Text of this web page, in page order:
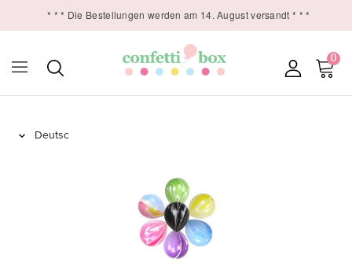
* * * Die Bestellungen werden am 14. August versandt * * *
0
